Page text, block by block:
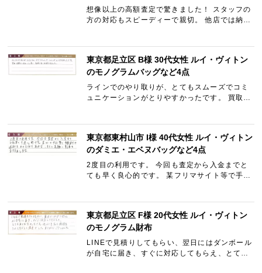
想像以上の高額査定で驚きました！ スタッフの
方の対応もスピーディーで親切。 他店では納得
東京都足立区 B様 30代女性 ルイ・ヴィトン
のモノグラムバッグなど4点
ラインでのやり取りが、とてもスムーズでコミ
ュニケーションがとりやすかったです。 買取金
東京都東村山市 I様 40代女性 ルイ・ヴィトン
のダミエ・エベヌバッグなど4点
2度目の利用です。 今回も査定から入金までと
ても早く良心的です。 某フリマサイト等で手数
東京都足立区 F様 20代女性 ルイ・ヴィトン
のモノグラム財布
LINEで見積りしてもらい、翌日にはダンボール
が自宅に届き、すぐに対応してもらえ、とても